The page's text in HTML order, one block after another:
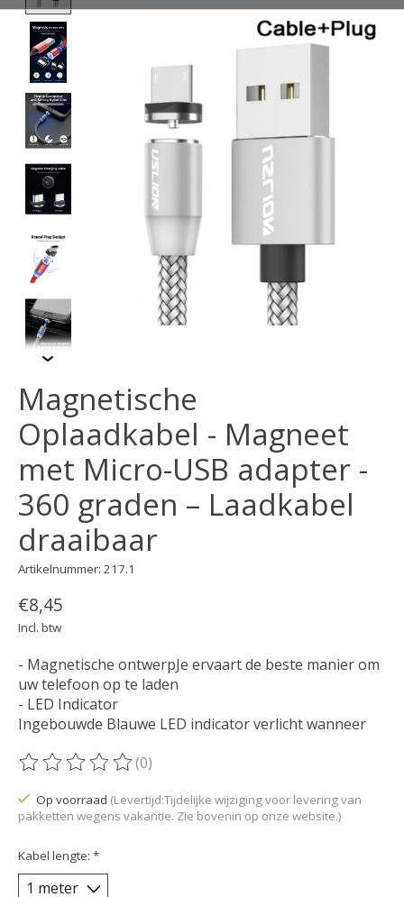
Magnetische
Oplaadkabel - Magneet
met Micro-USB adapter -
360 graden – Laadkabel
draaibaar
Artikelnummer: 217.1
€8,45
Incl. btw
- Magnetische ontwerpJe ervaart de beste manier om
uw telefoon op te laden
- LED Indicator
Ingebouwde Blauwe LED indicator verlicht wanneer
De beoordeling van dit product is
(0)
Op voorraad (Levertijd:Tijdelijke wijziging voor levering van
pakketten wegens vakantie. Zie bovenin op onze website.)
Kabel lengte: *